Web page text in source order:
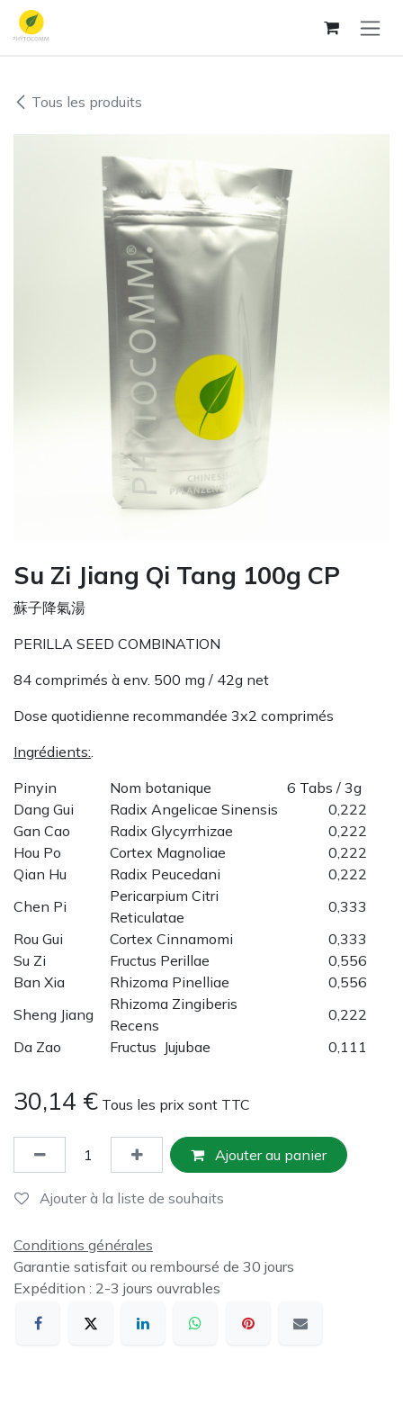
Se rendre au contenu
Tous les produits
Su Zi Jiang Qi Tang 100g CP
蘇子降氣湯
PERILLA SEED COMBINATION
84 comprimés à env. 500 mg / 42g net
Dose quotidienne recommandée 3x2 comprimés
Ingrédients:
Pinyin
Nom botanique
6 Tabs / 3g
Dang Gui
Radix Angelicae Sinensis
0,222
Gan Cao
Radix Glycyrrhizae
0,222
Hou Po
Cortex Magnoliae
0,222
Qian Hu
Radix Peucedani
0,222
Chen Pi
Pericarpium Citri
Reticulatae
0,333
Rou Gui
Cortex Cinnamomi
0,333
Su Zi
Fructus Perillae
0,556
Ban Xia
Rhizoma Pinelliae
0,556
Sheng Jiang
Rhizoma Zingiberis
Recens
0,222
Da Zao
Fructus Jujubae 0,111
30,14 € Tous les prix sont TTC
Ajouter au panier
Ajouter à la liste de souhaits
Conditions générales
Garantie satisfait ou remboursé de 30 jours
Expédition : 2-3 jours ouvrables